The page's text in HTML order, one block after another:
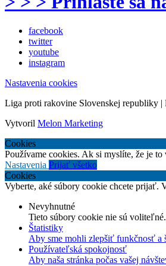
facebook
twitter
youtube
instagram
Nastavenia cookies
Liga proti rakovine Slovenskej republiky |
Vytvoril Melon Marketing
Cookies
Používame cookies. Ak si myslíte, že je
Nastavenia Prijať všetko
Cookies
Vyberte, aké súbory cookie chcete prijať.
Nevyhnutné
Tieto súbory cookie nie sú
Štatistiky
Aby sme mohli zlepšiť funkčnosť a
Používateľská spokojnosť
Aby naša stránka počas vašej